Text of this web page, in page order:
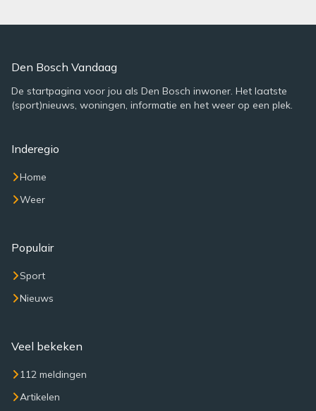
Den Bosch Vandaag
De startpagina voor jou als Den Bosch inwoner. Het laatste
(sport)nieuws, woningen, informatie en het weer op een plek.
Inderegio
Home
Weer
Populair
Sport
Nieuws
Veel bekeken
112 meldingen
Artikelen